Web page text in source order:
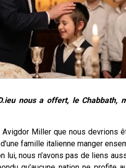
nous a offert, le Chabbath,
Avigdor Miller que nous devrions
famille italienne manger
lui, nous n’avons pas de liens